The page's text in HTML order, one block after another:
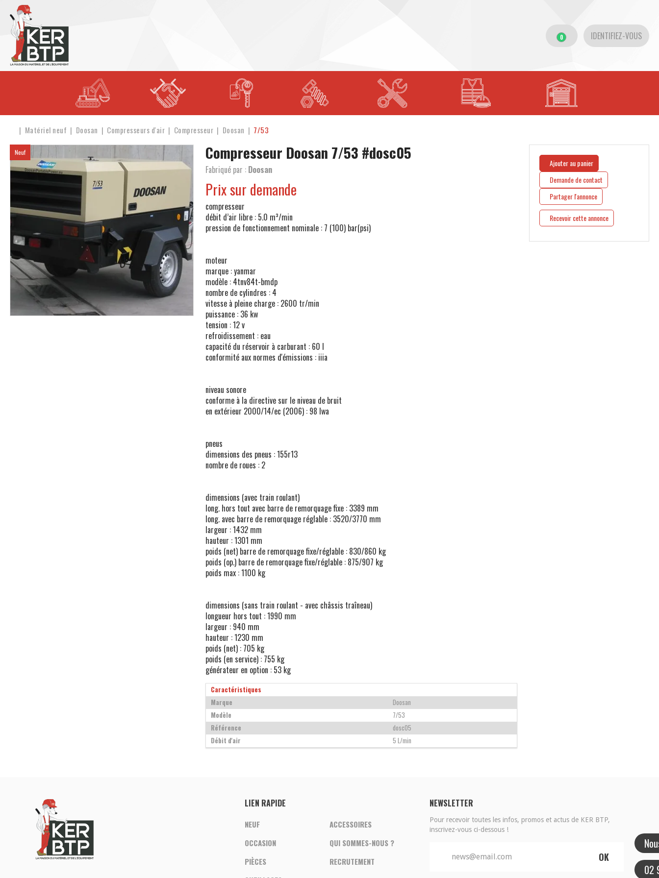
02
0 IDENTIFIEZ-VOUS
Matériel neuf Doosan Compresseurs d'air Compresseur Doosan 7/53
Compresseur Doosan 7/53 #dosc05
Fabriqué par : Doosan
Neuf
Prix sur demande
compresseur
débit d’air libre : 5.0 m³/min
pression de fonctionnement nominale : 7 (100) bar(psi)
moteur
marque : yanmar
modèle : 4tnv84t-bmdp
nombre de cylindres : 4
vitesse à pleine charge : 2600 tr/min
puissance : 36 kw
tension : 12 v
refroidissement : eau
capacité du réservoir à carburant : 60 l
conformité aux normes d'émissions : iiia
niveau sonore
conforme à la directive sur le niveau de bruit
en extérieur 2000/14/ec (2006) : 98 lwa
pneus
dimensions des pneus : 155r13
nombre de roues : 2
dimensions (avec train roulant)
long. hors tout avec barre de remorquage fixe : 3389 mm
long. avec barre de remorquage réglable : 3520/3770 mm
largeur : 1432 mm
hauteur : 1301 mm
poids (net) barre de remorquage fixe/réglable : 830/860 kg
poids (op.) barre de remorquage fixe/réglable : 875/907 kg
poids max : 1100 kg
dimensions (sans train roulant - avec châssis traîneau)
longueur hors tout : 1990 mm
largeur : 940 mm
hauteur : 1230 mm
poids (net) : 705 kg
poids (en service) : 755 kg
générateur en option : 53 kg
Ajouter au panier
Demande de contact
Partager l'annonce
Recevoir cette annonce
Caractéristiques
Marque
Doosan
Modèle
7/53
Référence
dosc05
Débit d'air
5 L/min
LIEN RAPIDE
NEUF
OCCASION
PIÈCES
ACCESSOIRES
QUI SOMMES-NOUS ?
RECRUTEMENT
NEWSLETTER
Pour recevoir toutes les infos, promos et actus de KER BTP,
inscrivez-vous ci-dessous !
news@email.com